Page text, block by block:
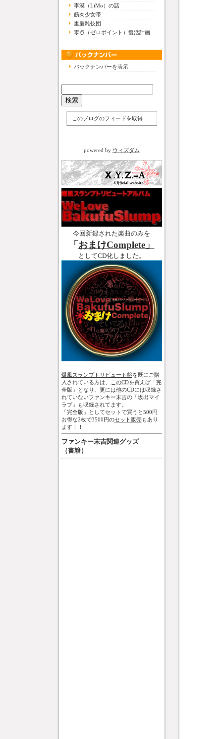
李漠（LiMo）の話
筋肉少女帯
重慶雑技団
零点（ゼロポイント）復活計画
バックナンバーを表示
このブログのフィードを取得
powered by ウィズダム
今回新録された楽曲のみを
「おまけComplete」
としてCD化しました。
爆風スランプトリビュート盤を既にご購
入されている方は、
このCDを買えば「完
全版」となり、更には他のCDには収録さ
れていないファンキー末吉の「坂出マイ
ラブ」も収録されてます。
「完全版」としてセットで買うと500円
お得な2枚で3500円のセット販売もあり
ます！！
ファンキー末吉関連グッズ
（書籍）